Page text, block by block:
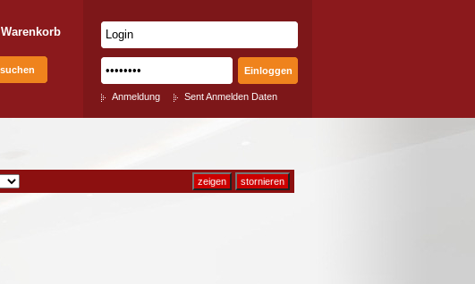
Warenkorb
Anmeldung Sent Anmelden Daten